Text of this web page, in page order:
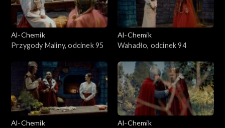
Al-Chemik
Przygody Maliny, odcinek 95
Al-Chemik
Wahadło, odcinek 94
Al-Chemik
Al-Chemik